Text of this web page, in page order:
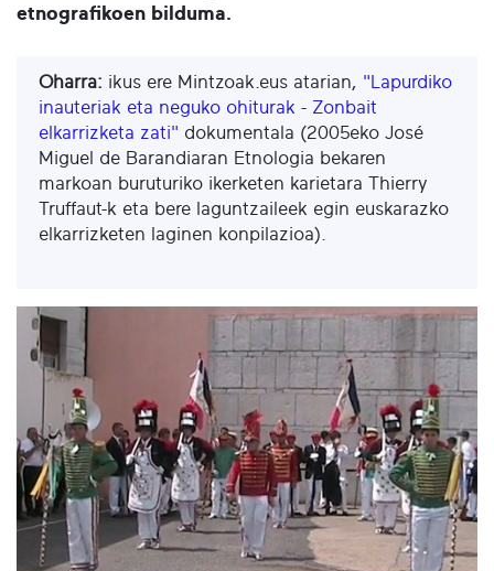
etnografikoen bilduma.
Oharra: ikus ere Mintzoak.eus atarian, "Lapurdiko
inauteriak eta neguko ohiturak - Zonbait
elkarrizketa zati" dokumentala (2005eko José
Miguel de Barandiaran Etnologia bekaren
markoan buruturiko ikerketen karietara Thierry
Truffaut-k eta bere laguntzaileek egin euskarazko
elkarrizketen laginen konpilazioa).